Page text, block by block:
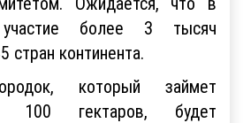
более 3 тысяч
стран континента.
который займет
100 гектаров, будет